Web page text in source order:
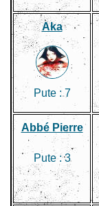
Aka
Pute :7
Abbé Pierre
Pute :3